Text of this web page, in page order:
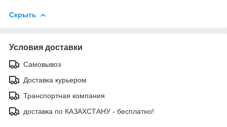
Скрыть
Условия доставки
Самовывоз
Доставка курьером
Транспортная компания
доставка по КАЗАХСТАНУ - бесплатно!